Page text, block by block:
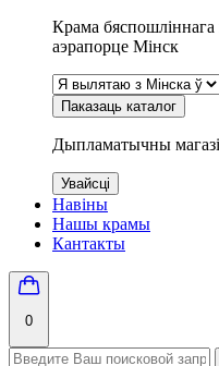
Крама
аэрапорце Мінск
Паказаць каталог
Дыпламатычны
Увайсці
Навіны
Нашы крамы
Кантакты
0